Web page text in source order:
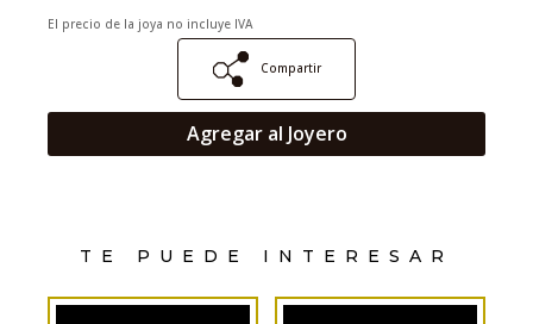
El precio de la joya no incluye IVA
Compartir
Agregar al Joyero
TE PUEDE INTERESAR